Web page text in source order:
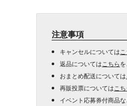
注意事項
キャンセルについては
返品については こちら
おまとめ配送については
再販投票については こ
イベント応募券付商品